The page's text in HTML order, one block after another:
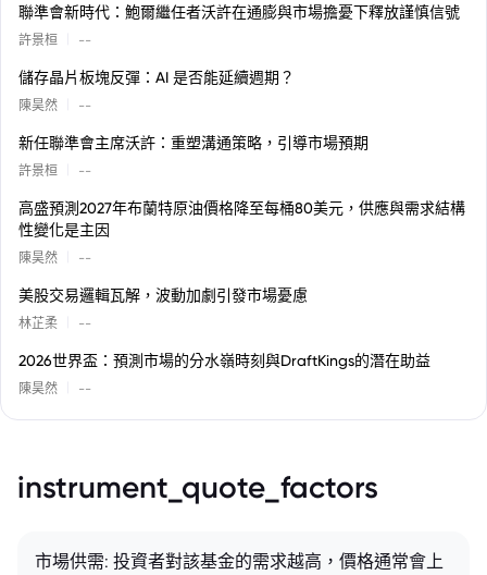
聯準會新時代：鮑爾繼任者沃許在通膨與市場擔憂下釋放謹慎信號
許景桓 --
儲存晶片板塊反彈：AI 是否能延續週期？
陳昊然 --
新任聯準會主席沃許：重塑溝通策略，引導市場預期
許景桓 --
高盛預測2027年布蘭特原油價格降至每桶80美元，供應與需求結構
性變化是主因
陳昊然 --
美股交易邏輯瓦解，波動加劇引發市場憂慮
林芷柔 --
2026世界盃：預測市場的分水嶺時刻與DraftKings的潛在助益
陳昊然 --
instrument_quote_factors
市場供需: 投資者對該基金的需求越高，價格通常會上